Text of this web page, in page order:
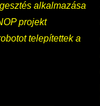
alkalmazása
projekt
telepítettek a